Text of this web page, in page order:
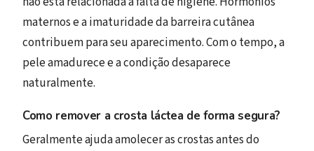
maternos e a imaturidade da barreira cutânea
contribuem para seu aparecimento. Com o tempo, a
pele amadurece e a condição desaparece
naturalmente.
Como remover a crosta láctea de forma segura?
Geralmente ajuda amolecer as crostas antes do